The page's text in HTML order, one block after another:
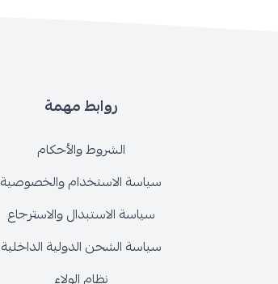
روابط مهمة
الشروط والأحكام
سياسة الاستخدام والخصوصية
سياسة الاستبدال والاسترجاع
سياسة الشحن الدولية الداخلية
نظام الولاء